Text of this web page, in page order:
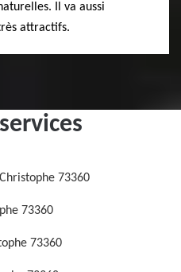
Il va aussi
attractifs.
73360
73360
73360